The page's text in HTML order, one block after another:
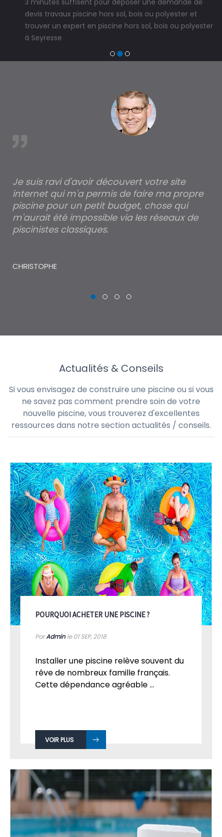
3 minutes suffisent pour déposer une demande de
devis travaux piscine hors sol, bois ou polyester et
trouver un expert en piscine hors sol, bois ou polyester
à Seyresse
Je suis ravi d'avoir découvert votre site
internet qui m'a permis de faire ma propre
piscine pour un petit budget, chose qui
m'aurait été impossible via les réseaux de
piscinistes classiques.
CHRISTOPHE
Actualités & Conseils
Si vous envisagez de construire une piscine ou si vous
ne savez pas comment prendre soin de votre
nouvelle piscine, vous trouverez d'excellentes
ressources dans notre section actualités / conseils.
POURQUOI ACHETER UNE PISCINE ?
ParAdminle 01SEP, 2018
Installer une piscine relève souvent du
rêve de nombreux famille français.
Cette dépendance agréable ...
VOIR PLUS